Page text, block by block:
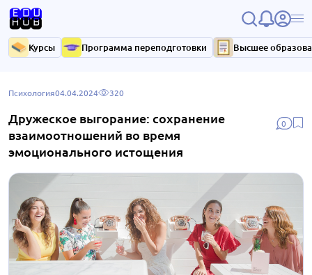
Курсы Программа переподготовки Высшее
0
Психология04.04.2024 320
Дружеское выгорание: сохранение
взаимоотношений во время
эмоционального истощения